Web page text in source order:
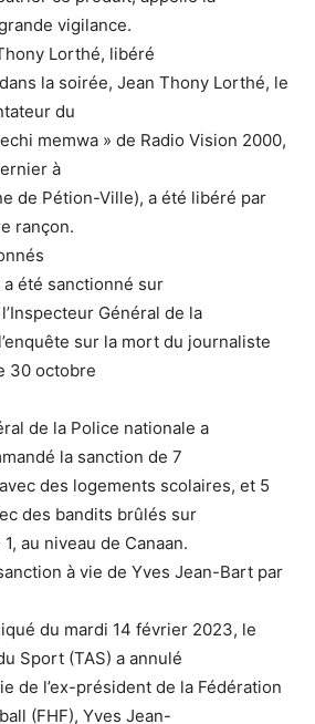
vigilance.
Lorthé, libéré
la soirée, Jean Thony Lorthé, le
du
memwa » de Radio Vision 2000,
à
de Pétion-Ville), a été libéré par
rançon.
été sanctionné sur
Général de la
sur la mort du journaliste
30 octobre
de la Police nationale a
la sanction de 7
des logements scolaires, et 5
des bandits brûlés sur
au niveau de Canaan.
à vie de Yves Jean-Bart par
du mardi 14 février 2023, le
Sport (TAS) a annulé
de l’ex-président de la Fédération
(FHF), Yves Jean-